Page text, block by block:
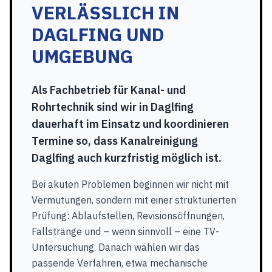
VERLÄSSLICH IN
DAGLFING UND
UMGEBUNG
Als Fachbetrieb für Kanal- und
Rohrtechnik sind wir in Daglfing
dauerhaft im Einsatz und koordinieren
Termine so, dass Kanalreinigung
Daglfing auch kurzfristig möglich ist.
Bei akuten Problemen beginnen wir nicht mit
Vermutungen, sondern mit einer strukturierten
Prüfung: Ablaufstellen, Revisionsöffnungen,
Fallstränge und – wenn sinnvoll – eine TV-
Untersuchung. Danach wählen wir das
passende Verfahren, etwa mechanische